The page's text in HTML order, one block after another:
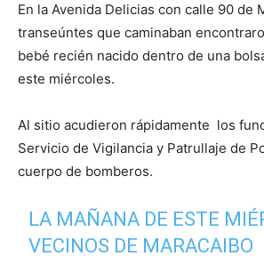
En la Avenida Delicias con calle 90 de
transeúntes que caminaban
bebé recién nacido dentro de una
este miércoles.
Al sitio acudieron rápidamente los
Servicio de Vigilancia y Patrullaje de
cuerpo de bomberos.
LA MAÑANA DE ESTE
VECINOS DE MARACAIBO